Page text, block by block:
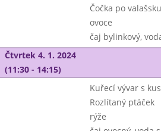
Čočka po
ovoce
čaj bylinkový,
Čtvrtek 4. 1. 2024
(11:30 - 14:15)
Kuřecí vývar s
Rozlítaný ptáček
rýže